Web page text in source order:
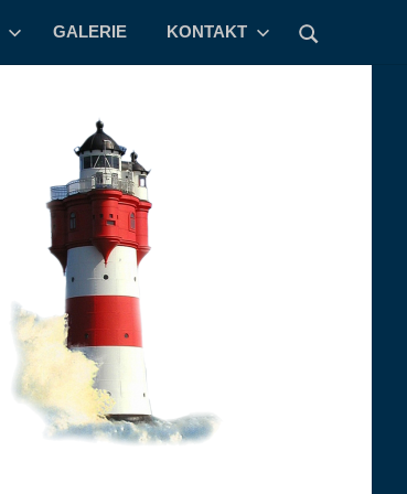
GALERIE KONTAKT